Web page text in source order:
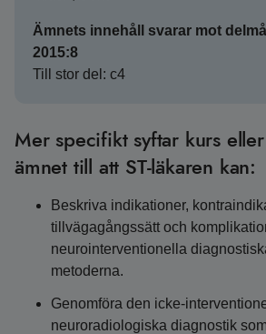
Ämnets innehåll svarar mot
2015:8
Till stor del: c4
Mer specifikt syftar kurs
ämnet till att ST-läkaren kan:
Beskriva indikationer,
tillvägagångssätt och
neurointerventionella
metoderna.
Genomföra den icke-
neuroradiologiska diagnostik